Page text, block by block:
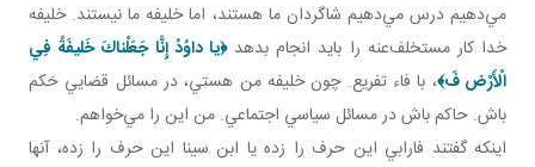
مي‌دهيم درس مي‌دهيم شاگردان ما هستند، اما خليفه ما نيستند. خليفه
خدا کار مستخلف‌عنه را بايد انجام بدهد﴿يا داوُدُ إِنَّا جَعَلْناكَ خَليفَةً فِي
الْأَرْض فَ﴾، با فاء تفريع. چون خليفه من هستي، در مسائل قضايي حَکم
باش. حاکم باش در مسائل سياسي اجتماعي. من اين را مي‌خواهم.
اينکه گفتند فارابي اين حرف را زده يا ابن سينا اين حرف را زده، آنها